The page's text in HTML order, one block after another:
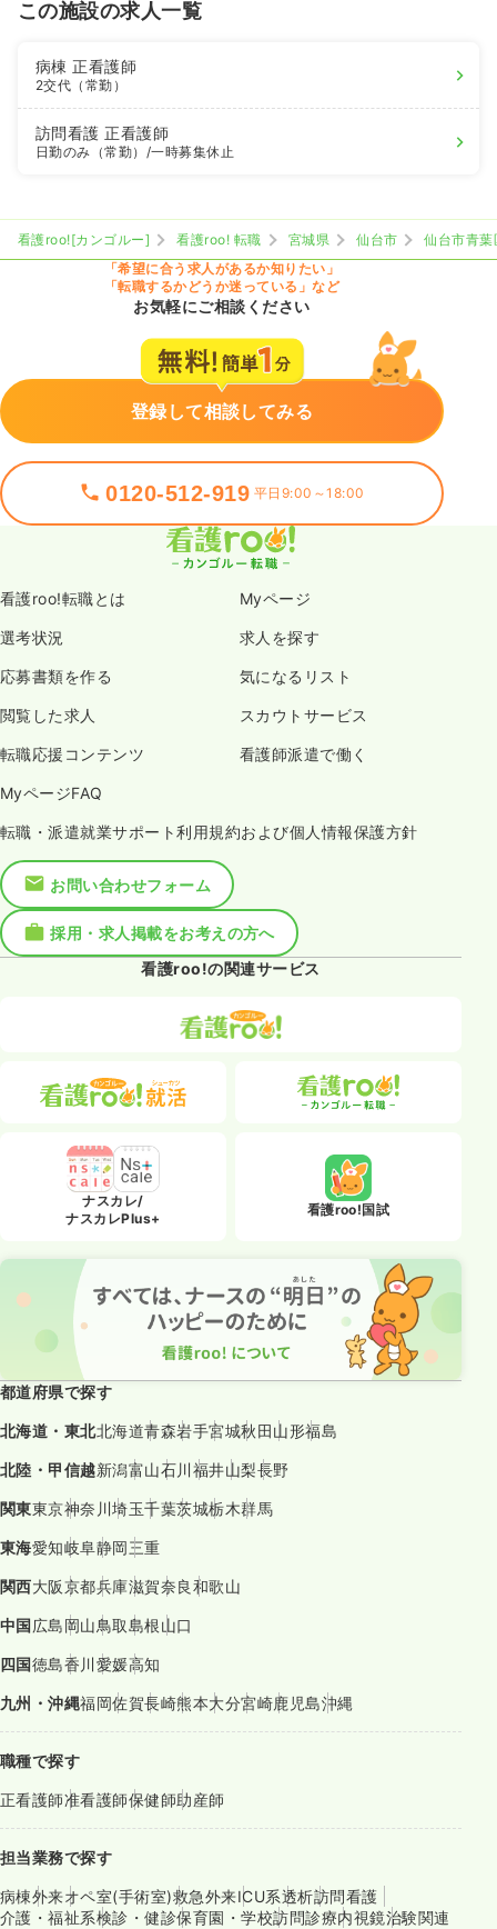
この施設の求人一覧
病棟正看護師
2交代（常勤）
訪問看護正看護師
日勤のみ（常勤） /一時募集休止
看護roo![カンゴルー] 看護roo! 転職 宮城県 仙台市
仙台市青葉
「希望に合う求人があるか知りたい」
「転職するかどうか迷っている」など
お気軽にご相談ください
登録して相談してみる
0120-512-919 平日9:00～18:00
看護roo!転職とは Myページ
選考状況 求人を探す
応募書類を作る 気になるリスト
閲覧した求人 スカウトサービス
転職応援コンテンツ 看護師派遣で働く
MyページFAQ
転職・派遣就業サポート利用規約および個人情報保護方針
お問い合わせフォーム
採用・求人掲載をお考えの方へ
看護roo!の関連サービス
ナスカレ/
ナスカレPlus+
看護roo!国試
都道府県で探す
北海道・東北北海道青森岩手宮城秋田山形福島
北陸・甲信越新潟富山石川福井山梨長野
関東東京神奈川埼玉千葉茨城栃木群馬
東海愛知岐阜静岡三重
関西大阪京都兵庫滋賀奈良和歌山
中国広島岡山鳥取島根山口
四国徳島香川愛媛高知
九州・沖縄福岡佐賀長崎熊本大分宮崎鹿児島沖縄
職種で探す
正看護師准看護師保健師助産師
担当業務で探す
病棟外来オペ室(手術室)救急外来ICU系透析訪問看護
介護・福祉系検診・健診保育園・学校訪問診療内視鏡治験関連